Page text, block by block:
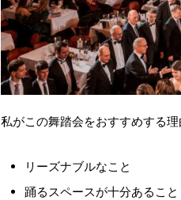
私がこの舞踏会をおすすめする
リーズナブルなこと
踊るスペースが十分あること